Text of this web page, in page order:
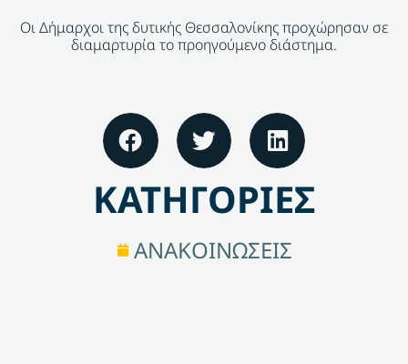
Οι Δήμαρχοι της δυτικής Θεσσαλονίκης προχώρησαν σε
διαμαρτυρία το προηγούμενο διάστημα.
ΚΑΤΗΓΟΡΙΕΣ
ΑΝΑΚΟΙΝΩΣΕΙΣ